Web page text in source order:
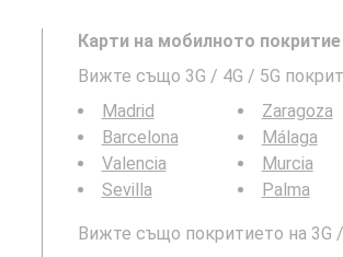
Карти на мобилното покритие
Вижте също 3G / 4G / 5G
Madrid
Barcelona
Valencia
Sevilla
Zaragoza
Málaga
Murcia
Palma
Вижте също покритието на